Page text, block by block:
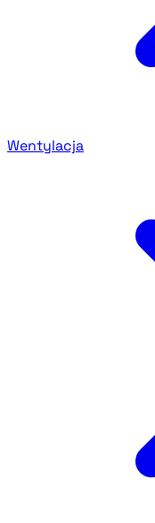
Wentylacja